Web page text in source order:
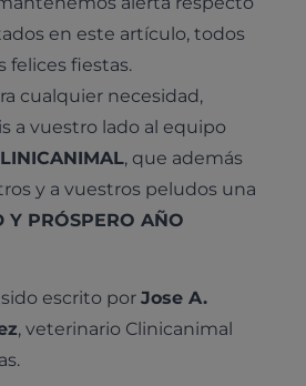
en este artículo, todos
felices fiestas.
cualquier necesidad,
a vuestro lado al equipo
, que además
y a vuestros peludos una
Y PRÓSPERO AÑO
escrito por Jose A.
, veterinario Clinicanimal